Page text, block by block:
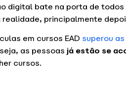
digital bate na porta de
principalmente
em cursos EAD superou
as pessoas já estão se
cursos.